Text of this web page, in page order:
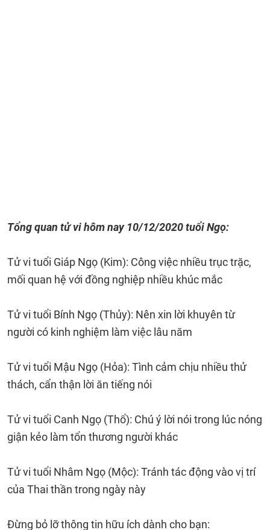
Tổng quan tử vi hôm nay 10/12/2020 tuổi Ngọ:
Tử vi tuổi Giáp Ngọ (Kim): Công việc nhiều trục trặc,
mối quan hệ với đồng nghiệp nhiều khúc mắc
Tử vi tuổi Bính Ngọ (Thủy): Nên xin lời khuyên từ
người có kinh nghiệm làm việc lâu năm
Tử vi tuổi Mậu Ngọ (Hỏa): Tình cảm chịu nhiều thử
thách, cẩn thận lời ăn tiếng nói
Tử vi tuổi Canh Ngọ (Thổ): Chú ý lời nói trong lúc nóng
giận kẻo làm tổn thương người khác
Tử vi tuổi Nhâm Ngọ (Mộc): Tránh tác động vào vị trí
của Thai thần trong ngày này
Đừng bỏ lỡ thông tin hữu ích dành cho bạn: